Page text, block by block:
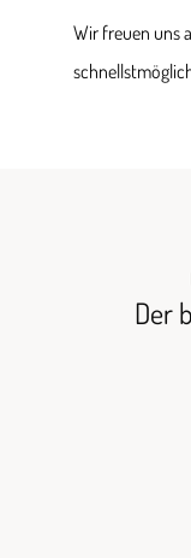
Wir freuen uns
Der